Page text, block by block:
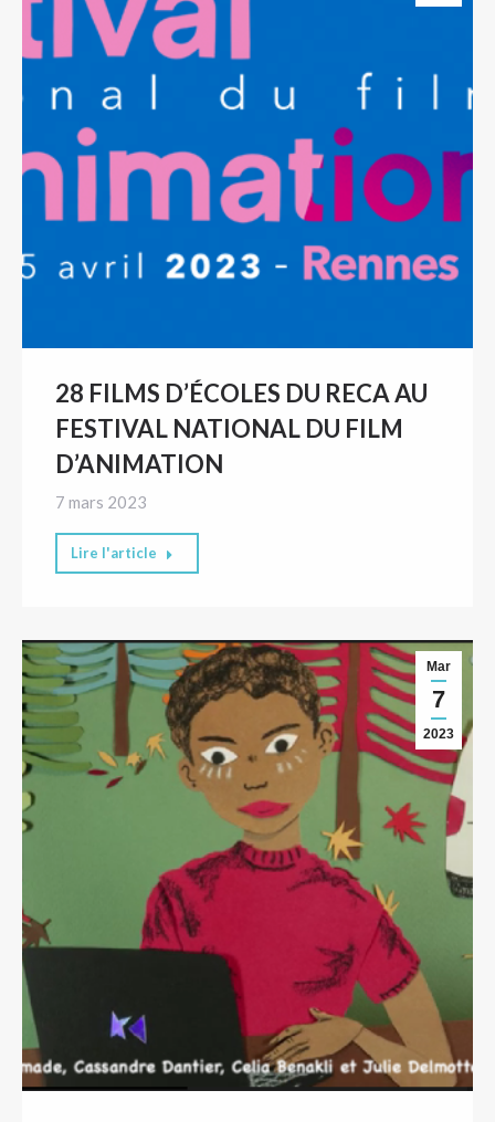
28 FILMS D’ÉCOLES DU RECA AU
FESTIVAL NATIONAL DU FILM
D’ANIMATION
7 mars 2023
Lire l'article
Mar
7
2023